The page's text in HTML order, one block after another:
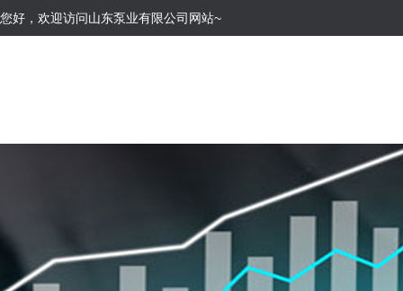
您好，欢迎访问山东泵业有限公司网站~